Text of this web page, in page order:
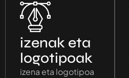
izenak eta
logotipoak
izena eta logotipoa